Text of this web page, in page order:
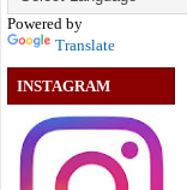
Powered by
Translate
INSTAGRAM